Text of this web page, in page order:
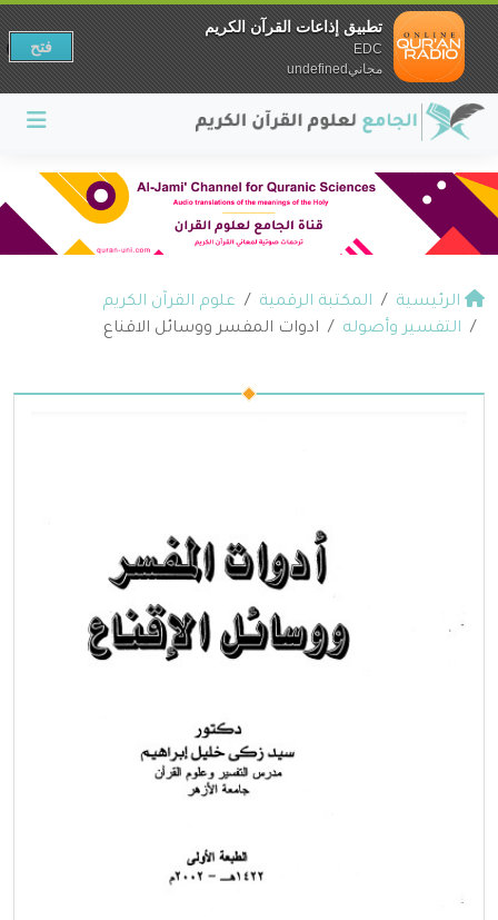
الرئيسية المكتبة الرقمية
علوم القرآن الكريم
التفسير وأصوله
ادوات المفسر ووسائل الاقناع
تطبيق إذاعات القرآن الكريم
EDC
مجانيundefined
فتح